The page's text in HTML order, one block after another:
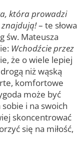
która prowadzi
znajdują!– te słowa
św. Mateusza
Wchodźcie przez
że o wiele lepiej
niż wąską
komfortowe
może być
i na swoich
skoncentrować
się na miłość,